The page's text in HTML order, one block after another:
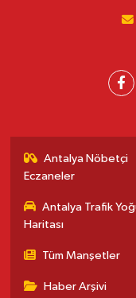
Antalya Nöbetçi
Eczaneler
Antalya Trafik
Haritası
Tüm Manşetler
Haber Arşivi